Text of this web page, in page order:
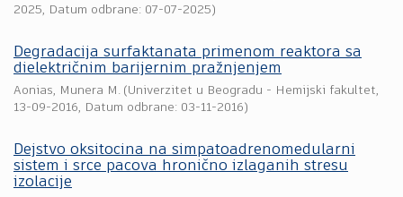
2025, Datum odbrane: 07-07-2025)
Degradacija surfaktanata primenom reaktora sa
dielektričnim barijernim pražnjenjem
Aonias, Munera M. (Univerzitet u Beogradu - Hemijski fakultet,
13-09-2016, Datum odbrane: 03-11-2016)
Dejstvo oksitocina na simpatoadrenomedularni
sistem i srce pacova hronično izlaganih stresu
izolacije